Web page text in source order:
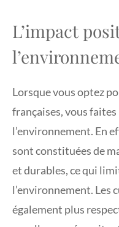
L’impact
Lorsque vous optez
françaises, vous
l’environnement. En
sont constituées de
et durables, ce qui
l’environnement. Les
également plus